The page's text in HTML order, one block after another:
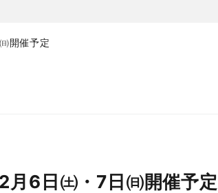
開催予定
月6日㈯・7日㈰開催予定